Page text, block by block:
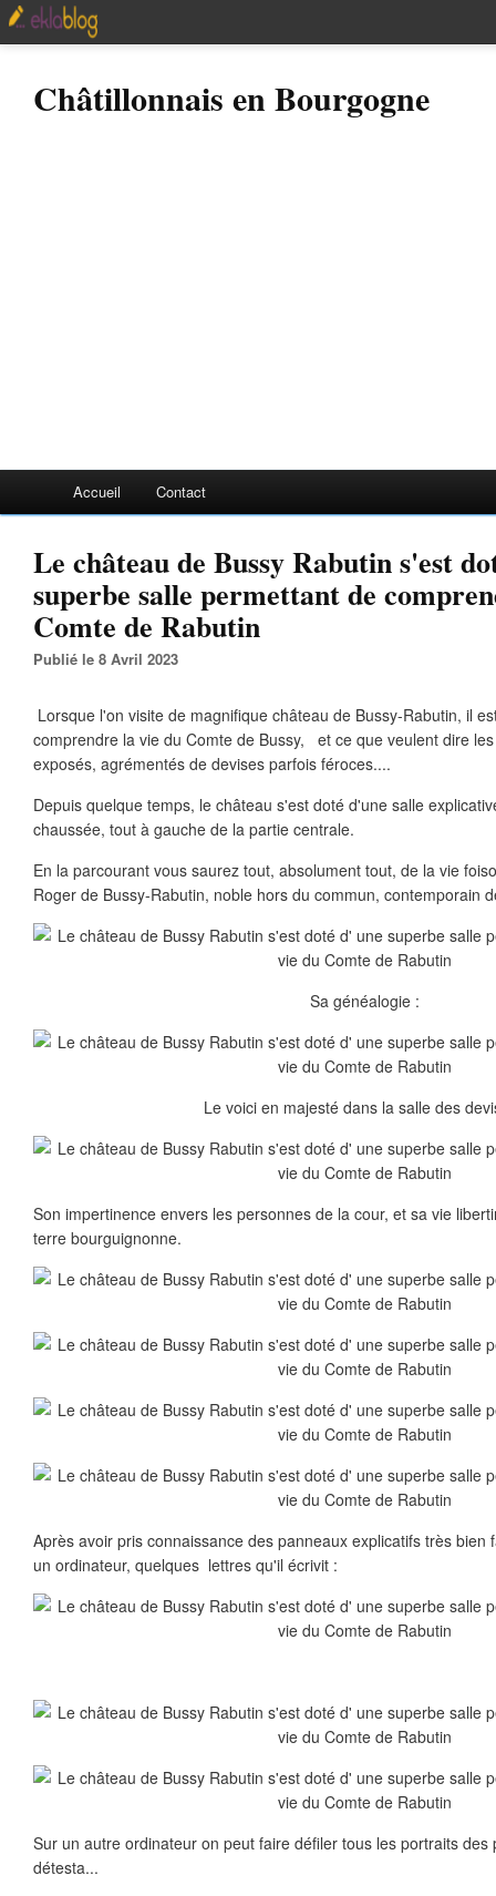
Châtillonnais en Bourgogne
Accueil Contact
Le château de Bussy Rabutin s'est
superbe salle permettant de
Comte de Rabutin
Publié le 8 Avril 2023
Lorsque l'on visite de magnifique château de Bussy-Rabutin, il
comprendre la vie du Comte de Bussy, et ce que veulent dire
exposés, agrémentés de devises parfois féroces....
Depuis quelque temps, le château s'est doté d'une salle
chaussée, tout à gauche de la partie centrale.
En la parcourant vous saurez tout, absolument tout, de la vie
Roger de Bussy-Rabutin, noble hors du commun, contemporain
Sa généalogie :
Le voici en majesté dans la salle des
Son impertinence envers les personnes de la cour, et sa vie
terre bourguignonne.
Après avoir pris connaissance des panneaux explicatifs très bien
un ordinateur, quelques lettres qu'il écrivit :
Sur un autre ordinateur on peut faire défiler tous les portraits
détesta...